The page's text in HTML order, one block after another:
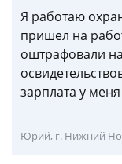
Я работаю
пришел на
оштрафовали
зарплата у
Юрий, г. Нижний